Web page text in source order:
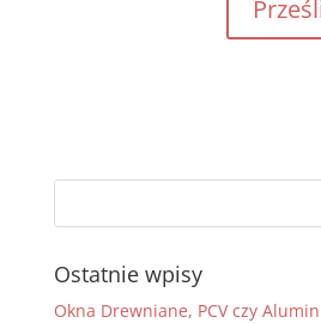
Ostatnie wpisy
Okna Drewniane, PCV czy